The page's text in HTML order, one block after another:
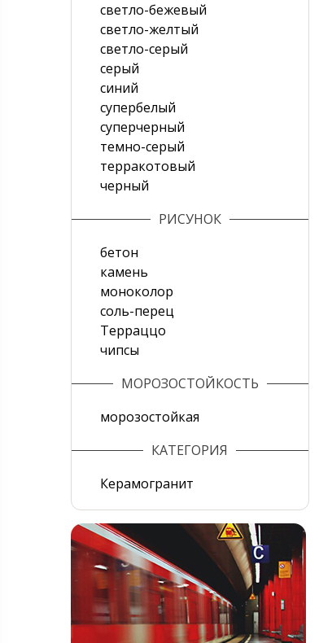
светло-бежевый
светло-желтый
светло-серый
серый
синий
супербелый
суперчерный
темно-серый
терракотовый
черный
РИСУНОК
бетон
камень
моноколор
соль-перец
Терраццо
чипсы
МОРОЗОСТОЙКОСТЬ
морозостойкая
КАТЕГОРИЯ
Керамогранит